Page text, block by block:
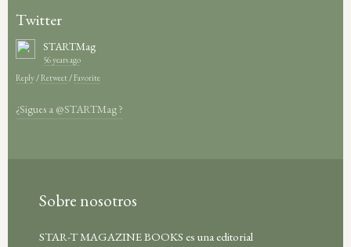
Twitter
STARTMag
56 years ago
Reply /Retweet /Favorite
¿Sigues a @STARTMag ?
Sobre nosotros
STAR-T MAGAZINE BOOKS es una editorial